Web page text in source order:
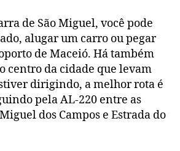
de São Miguel, você pode
alugar um carro ou pegar
de Maceió. Há também
centro da cidade que levam
dirigindo, a melhor rota é
pela AL-220 entre as
dos Campos e Estrada do